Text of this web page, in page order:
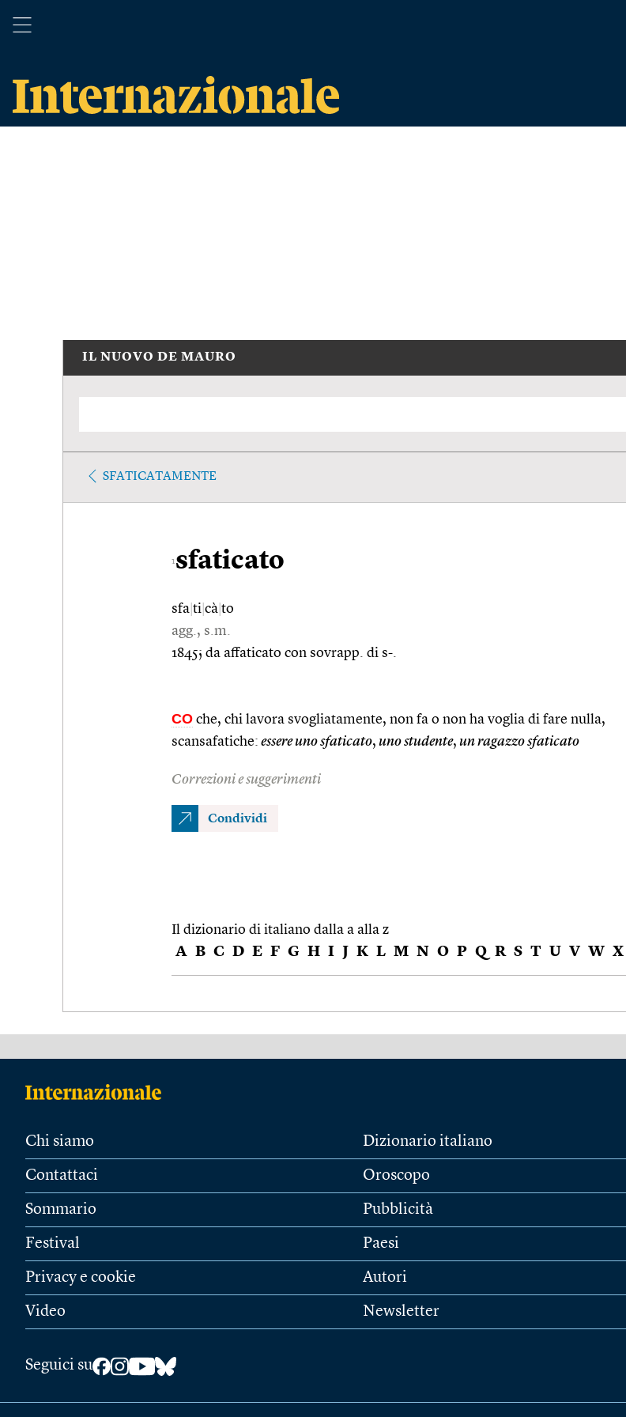
IL NUOVO DE MAURO
SFATICATAMENTE
1sfaticato
sfa ti cà to
agg., s.m.
1845; da affaticato con sovrapp. di s-.
CO che, chi lavora svogliatamente, non fa o non ha voglia di fare nulla,
scansafatiche: essere uno sfaticato, uno studente, un ragazzo sfaticato
Correzioni e suggerimenti
Condividi
Il dizionario di italiano dalla a alla z
A B C D E F G H I J K L M N O P Q R S T U V W X
Chi siamo
Contattaci
Sommario
Festival
Privacy e cookie
Video
Dizionario italiano
Oroscopo
Pubblicità
Paesi
Autori
Newsletter
Seguici su